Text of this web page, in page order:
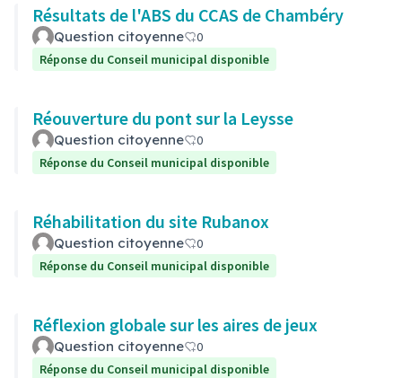
Résultats de l'ABS du CCAS de Chambéry
Question citoyenne
0
Réponse du Conseil municipal disponible
Réouverture du pont sur la Leysse
Question citoyenne
0
Réponse du Conseil municipal disponible
Réhabilitation du site Rubanox
Question citoyenne
0
Réponse du Conseil municipal disponible
Réflexion globale sur les aires de jeux
Question citoyenne
0
Réponse du Conseil municipal disponible